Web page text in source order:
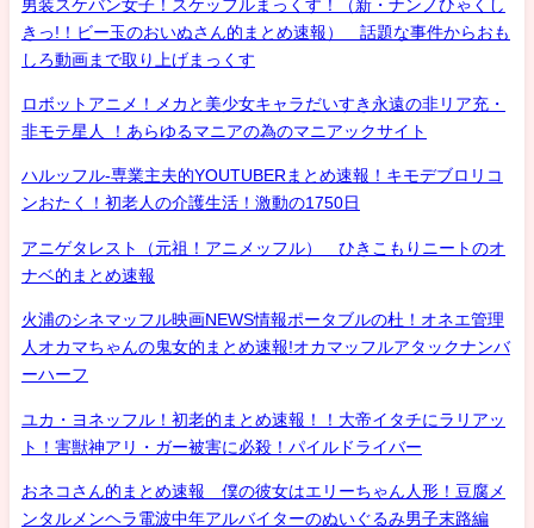
男装スケバン女子！スケッフルまっくす！（新・ナンノひゃくし
きっ!！ビー玉のおいぬさん的まとめ速報） 話題な事件からおも
しろ動画まで取り上げまっくす
ロボットアニメ！メカと美少女キャラだいすき永遠の非リア充・
非モテ星人 ！あらゆるマニアの為のマニアックサイト
ハルッフル-専業主夫的YOUTUBERまとめ速報！キモデブロリコ
ンおたく！初老人の介護生活！激動の1750日
アニゲタレスト（元祖！アニメッフル） ひきこもりニートのオ
ナベ的まとめ速報
火浦のシネマッフル映画NEWS情報ポータブルの杜！オネエ管理
人オカマちゃんの鬼女的まとめ速報!オカマッフルアタックナンバ
ーハーフ
ユカ・ヨネッフル！初老的まとめ速報！！大帝イタチにラリアッ
ト！害獣神アリ・ガー被害に必殺！パイルドライバー
おネコさん的まとめ速報 僕の彼女はエリーちゃん人形！豆腐メ
ンタルメンヘラ電波中年アルバイターのぬいぐるみ男子末路編